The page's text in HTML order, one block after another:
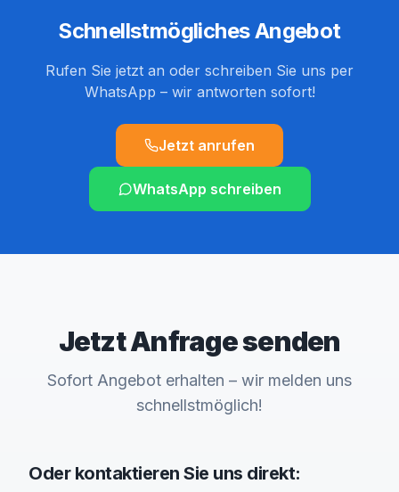
Schnellstmögliches Angebot
Rufen Sie jetzt an oder schreiben Sie uns per
WhatsApp – wir antworten sofort!
Jetzt anrufen
WhatsApp schreiben
Jetzt Anfrage senden
Sofort Angebot erhalten – wir melden uns
schnellstmöglich!
Oder kontaktieren Sie uns direkt: